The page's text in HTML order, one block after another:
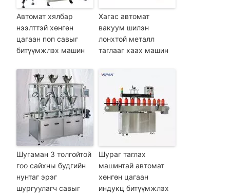
Автомат хялбар
нээлттэй хөнгөн
цагаан поп савыг
битүүмжлэх машин
Хагас автомат
вакуум шилэн
лонхтой металл
таглааг хаах машин
Шугаман 3 толгойтой
гоо сайхны будгийн
нунтаг эрэг
шургуулагч савыг
Шураг таглах
машинтай автомат
хөнгөн цагаан
индукц битүүмжлэх